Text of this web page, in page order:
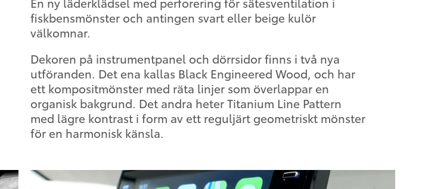
fiskbensmönster och antingen svart eller beige kulör
välkomnar.
Dekoren på instrumentpanel och dörrsidor finns i två nya
utföranden. Det ena kallas Black Engineered Wood, och har
ett kompositmönster med räta linjer som överlappar en
organisk bakgrund. Det andra heter Titanium Line Pattern
med lägre kontrast i form av ett reguljärt geometriskt mönster
för en harmonisk känsla.